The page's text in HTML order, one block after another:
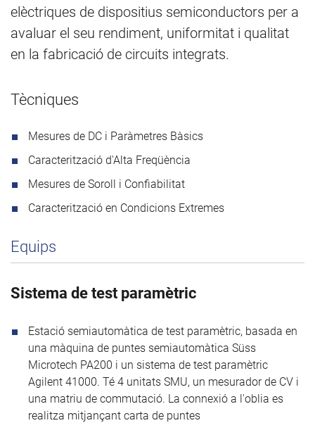
elèctriques de dispositius semiconductors per a
avaluar el seu rendiment, uniformitat i qualitat
en la fabricació de circuits integrats.
Tècniques
Mesures de DC i Paràmetres Bàsics
Caracterització d'Alta Freqüència
Mesures de Soroll i Confiabilitat
Caracterització en Condicions Extremes
Equips
Sistema de test paramètric
Estació semiautomàtica de test paramètric, basada en
una màquina de puntes semiautomàtica Süss
Microtech PA200 i un sistema de test paramètric
Agilent 41000. Té 4 unitats SMU, un mesurador de CV i
una matriu de commutació. La connexió a l'oblia es
realitza mitjançant carta de puntes